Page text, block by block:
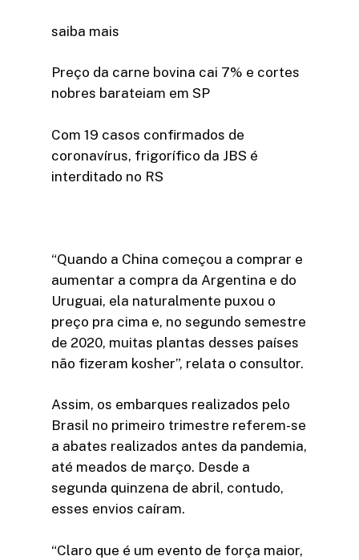
saiba mais
Preço da carne bovina cai 7% e cortes
nobres barateiam em SP
Com 19 casos confirmados de
coronavírus, frigorífico da JBS é
interditado no RS
“Quando a China começou a comprar e
aumentar a compra da Argentina e do
Uruguai, ela naturalmente puxou o
preço pra cima e, no segundo semestre
de 2020, muitas plantas desses países
não fizeram kosher”, relata o consultor.
Assim, os embarques realizados pelo
Brasil no primeiro trimestre referem-se
a abates realizados antes da pandemia,
até meados de março. Desde a
segunda quinzena de abril, contudo,
esses envios caíram.
“Claro que é um evento de força maior,